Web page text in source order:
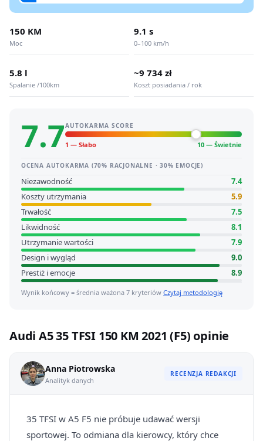
150 KM
Moc
9.1 s
0–100 km/h
5.8 l
Spalanie /100km
~9 734 zł
Koszt posiadania / rok
7.7AUTOKARMA SCORE
1 — Słabo 10 — Świetnie
OCENA AUTOKARMA (70% RACJONALNE · 30% EMOCJE)
Niezawodność
7.4
Koszty utrzymania
5.9
Trwałość
7.5
Likwidność
8.1
Utrzymanie wartości
7.9
Design i wygląd
9.0
Prestiż i emocje
8.9
Wynik końcowy = średnia ważona 7 kryteriów Czytaj metodologię
Audi A5 35 TFSI 150 KM 2021 (F5) opinie
Anna Piotrowska
Analityk danych
RECENZJA REDAKCJI
35 TFSI w A5 F5 nie próbuje udawać wersji
sportowej. To odmiana dla kierowcy, który chce